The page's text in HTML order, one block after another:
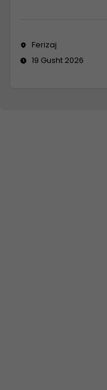
Ferizaj
19 Gusht 2026